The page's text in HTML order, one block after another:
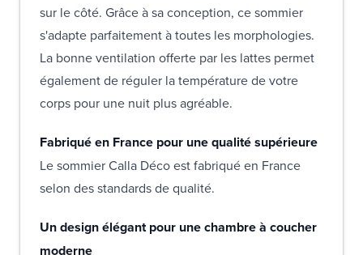
sur le côté. Grâce à sa conception, ce sommier
s'adapte parfaitement à toutes les morphologies.
La bonne ventilation offerte par les lattes permet
également de réguler la température de votre
corps pour une nuit plus agréable.
Fabriqué en France pour une qualité supérieure
Le sommier Calla Déco est fabriqué en France
selon des standards de qualité.
Un design élégant pour une chambre à coucher
moderne